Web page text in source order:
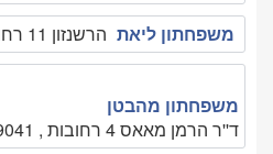
משפחתון ליאת הרשנזון 11 רחובות , 0522935249
משפחתון מהבטן
ד''ר הרמן מאאס 4 רחובות , 0547719041